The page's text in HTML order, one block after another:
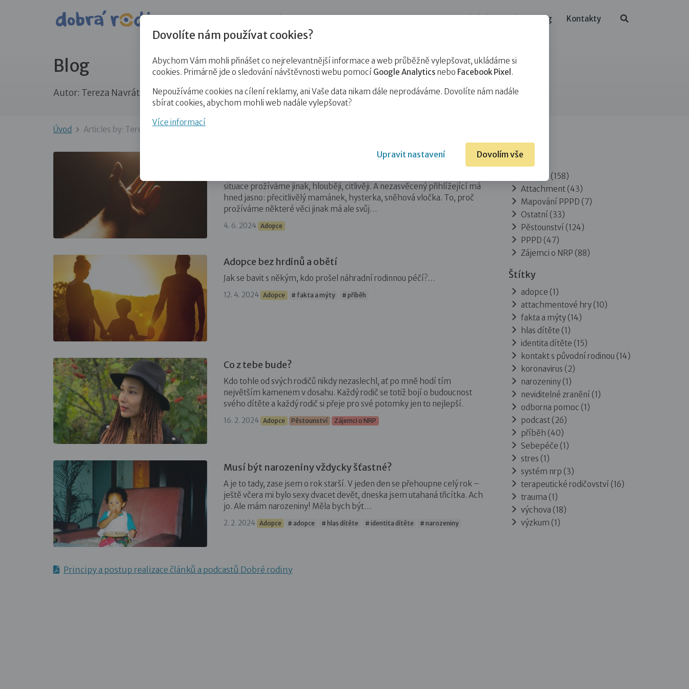
Blog Kontakty
Blog
Autor: Tereza Navrátil Šimonová
Úvod Articles by: Tereza Navrátil Šimonová
situace prožíváme jinak, hlouběji, citlivěji. A nezasvěcený přihlížející má
hned jasno: přecitlivělý mamánek, hysterka, sněhová vločka. To, proč
prožíváme některé věci jinak má ale svůj…
4. 6. 2024 Adopce
Adopce bez hrdinů a obětí
Jak se bavit s někým, kdo prošel náhradní rodinnou péčí?…
12. 4. 2024 Adopce # fakta a mýty # příběh
Co z tebe bude?
Kdo tohle od svých rodičů nikdy nezaslechl, ať po mně hodí tím
největším kamenem v dosahu. Každý rodič se totiž bojí o budoucnost
svého dítěte a každý rodič si přeje pro své potomky jen to nejlepší.
16. 2. 2024 Adopce Pěstounství Zájemci o NRP
Musí být narozeniny vždycky šťastné?
A je to tady, zase jsem o rok starší. V jeden den se přehoupne celý rok –
ještě včera mi bylo sexy dvacet devět, dneska jsem utahaná třicítka. Ach
jo. Ale mám narozeniny! Měla bych být…
2. 2. 2024 Adopce # adopce # hlas dítěte # identita dítěte # narozeniny
Principy a postup realizace článků a podcastů Dobré rodiny
Rubriky
Adopce (158)
Attachment (43)
Mapování PPPD (7)
Ostatní (33)
Pěstounství (124)
PPPD (47)
Zájemci o NRP (88)
Štítky
adopce (1)
attachmentové hry (10)
fakta a mýty (14)
hlas dítěte (1)
identita dítěte (15)
kontakt s původní rodinou (14)
koronavirus (2)
narozeniny (1)
neviditelné zranění (1)
odborna pomoc (1)
podcast (26)
příběh (40)
Sebepéče (1)
stres (1)
systém nrp (3)
terapeutické rodičovství (16)
trauma (1)
výchova (18)
výzkum (1)
Dovolíte nám používat cookies?
Abychom Vám mohli přinášet co nejrelevantnější informace a web průběžně vylepšovat, ukládáme si
cookies. Primárně jde o sledování návštěvnosti webu pomocí Google Analytics nebo Facebook Pixel .
Nepoužíváme cookies na cílení reklamy, ani Vaše data nikam dále neprodáváme. Dovolíte nám nadále
sbírat cookies, abychom mohli web nadále vylepšovat?
Více informací
Upravit nastavení Dovolím vše